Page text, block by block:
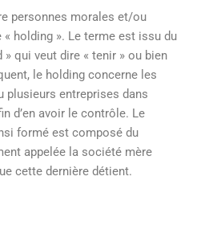
personnes morales et/ou
holding ». Le terme est issu du
qui veut dire « tenir » ou bien
le holding concerne les
plusieurs entreprises dans
d’en avoir le contrôle. Le
formé est composé du
appelée la société mère
cette dernière détient.